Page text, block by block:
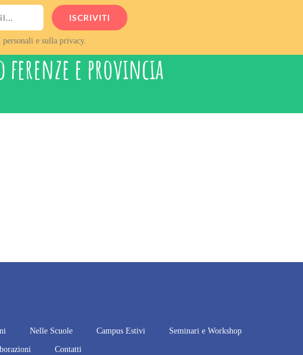
ferenze e provincia
Nelle Scuole Campus Estivi Seminari e Workshop
Contatti
e sulla privacy.